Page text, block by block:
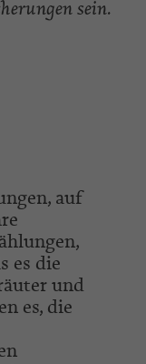
sein.
auf
es die
und
es, die